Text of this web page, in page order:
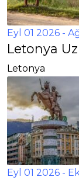
Eyl 01 2026 -
Letonya
Letonya
Eyl 01 2026 -